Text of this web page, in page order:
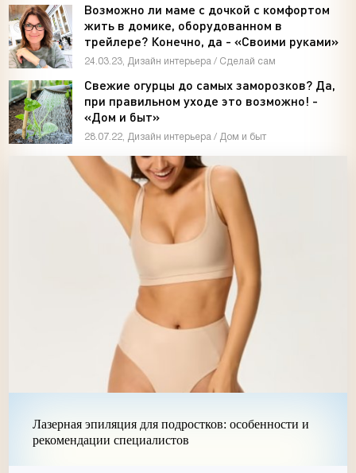
Возможно ли маме с дочкой с комфортом
жить в домике, оборудованном в
трейлере? Конечно, да - «Своими руками»
24.03.23, Дизайн интерьера / Сделай сам
Свежие огурцы до самых заморозков? Да,
при правильном уходе это возможно! -
«Дом и быт»
28.07.22, Дизайн интерьера / Дом и быт
Лазерная эпиляция для подростков: особенности и
рекомендации специалистов